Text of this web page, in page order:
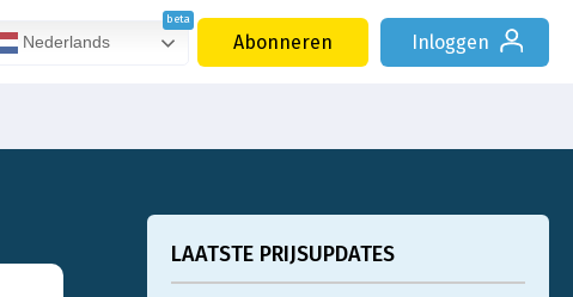
Nederlands Abonneren Inloggen
LAATSTE PRIJSUPDATES